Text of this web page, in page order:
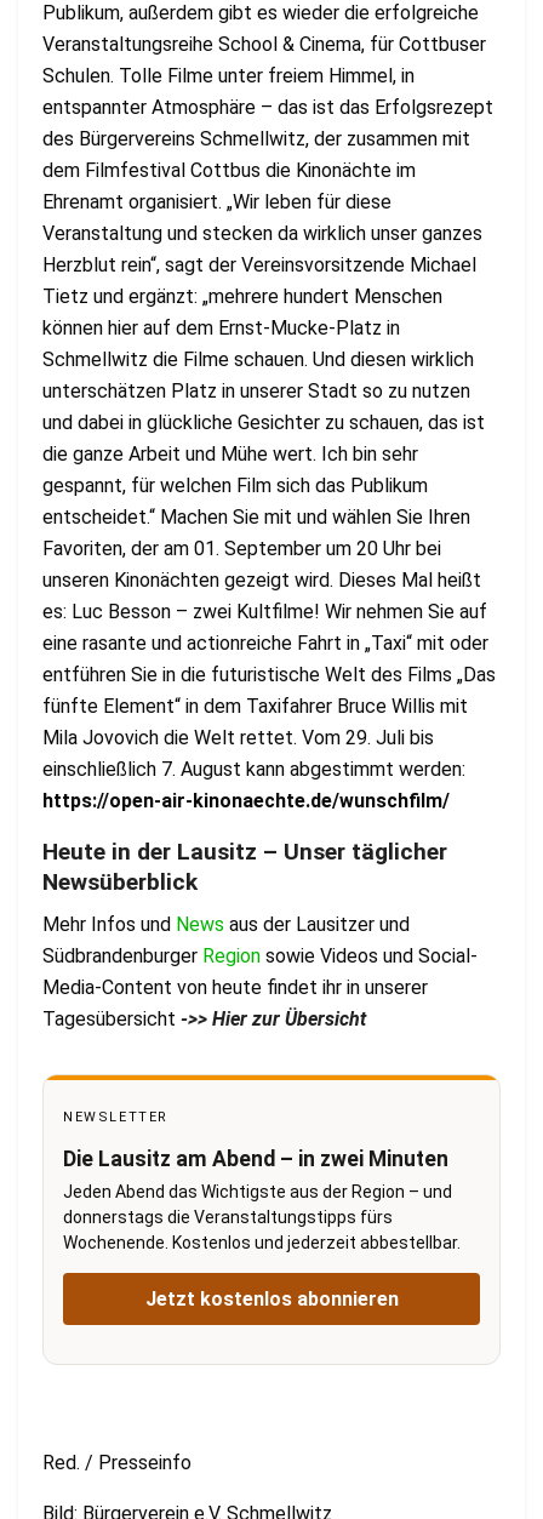
Publikum, außerdem gibt es wieder die erfolgreiche
Veranstaltungsreihe School & Cinema, für Cottbuser
Schulen. Tolle Filme unter freiem Himmel, in
entspannter Atmosphäre – das ist das Erfolgsrezept
des Bürgervereins Schmellwitz, der zusammen mit
dem Filmfestival Cottbus die Kinonächte im
Ehrenamt organisiert. „Wir leben für diese
Veranstaltung und stecken da wirklich unser ganzes
Herzblut rein“, sagt der Vereinsvorsitzende Michael
Tietz und ergänzt: „mehrere hundert Menschen
können hier auf dem Ernst-Mucke-Platz in
Schmellwitz die Filme schauen. Und diesen wirklich
unterschätzen Platz in unserer Stadt so zu nutzen
und dabei in glückliche Gesichter zu schauen, das ist
die ganze Arbeit und Mühe wert. Ich bin sehr
gespannt, für welchen Film sich das Publikum
entscheidet.“ Machen Sie mit und wählen Sie Ihren
Favoriten, der am 01. September um 20 Uhr bei
unseren Kinonächten gezeigt wird. Dieses Mal heißt
es: Luc Besson – zwei Kultfilme! Wir nehmen Sie auf
eine rasante und actionreiche Fahrt in „Taxi“ mit oder
entführen Sie in die futuristische Welt des Films „Das
fünfte Element“ in dem Taxifahrer Bruce Willis mit
Mila Jovovich die Welt rettet. Vom 29. Juli bis
einschließlich 7. August kann abgestimmt werden:
https://open-air-kinonaechte.de/wunschfilm/
Heute in der Lausitz – Unser täglicher
Newsüberblick
Mehr Infos und News aus der Lausitzer und
Südbrandenburger Region sowie Videos und Social-
Media-Content von heute findet ihr in unserer
Tagesübersicht ->> Hier zur Übersicht
NEWSLETTER
Die Lausitz am Abend – in zwei Minuten
Jeden Abend das Wichtigste aus der Region – und
donnerstags die Veranstaltungstipps fürs
Wochenende. Kostenlos und jederzeit abbestellbar.
Jetzt kostenlos abonnieren
Red. / Presseinfo
Bild: Bürgerverein e.V. Schmellwitz